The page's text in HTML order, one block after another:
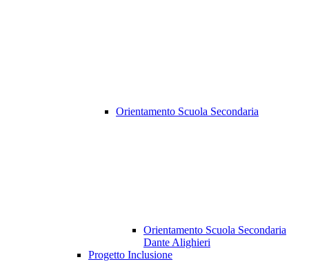
Orientamento Scuola Secondaria
Orientamento Scuola Secondaria
Dante Alighieri
Progetto Inclusione